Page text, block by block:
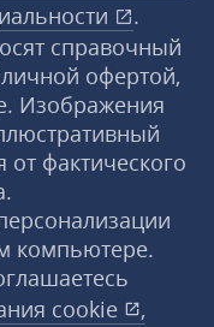
.
справочный
офертой,
Изображения
от фактического
компьютере.
cookie
,